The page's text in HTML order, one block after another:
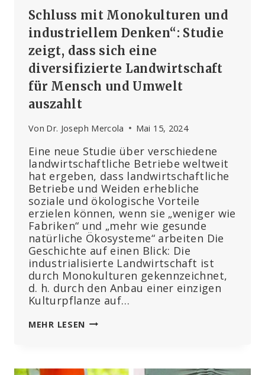
Schluss mit Monokulturen und
industriellem Denken“: Studie
zeigt, dass sich eine
diversifizierte Landwirtschaft
für Mensch und Umwelt
auszahlt
Von Dr. Joseph Mercola Mai 15, 2024
Eine neue Studie über verschiedene
landwirtschaftliche Betriebe weltweit
hat ergeben, dass landwirtschaftliche
Betriebe und Weiden erhebliche
soziale und ökologische Vorteile
erzielen können, wenn sie „weniger wie
Fabriken“ und „mehr wie gesunde
natürliche Ökosysteme“ arbeiten Die
Geschichte auf einen Blick: Die
industrialisierte Landwirtschaft ist
durch Monokulturen gekennzeichnet,
d. h. durch den Anbau einer einzigen
Kulturpflanze auf…
MEHR LESEN SCHLUSS
INDUSTRIELLEM